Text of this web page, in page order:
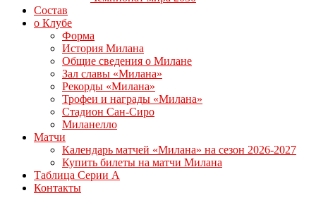
Состав
о Клубе
Форма
История Милана
Общие сведения о Милане
Зал славы «Милана»
Рекорды «Милана»
Трофеи и награды «Милана»
Стадион Сан-Сиро
Миланелло
Матчи
Календарь матчей «Милана» на сезон 2026-2027
Купить билеты на матчи Милана
Таблица Серии А
Контакты